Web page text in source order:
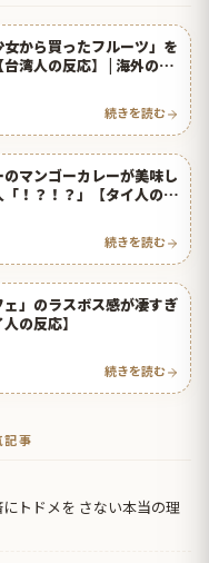
から買ったフルーツ」を
湾人の反応】 | 海外の反
続きを読む
マンゴーカレーが美味し
！？！？」【タイ人の反
続きを読む
」のラスボス感が凄すぎ
の反応】
続きを読む
事
トドメを さない本当の理